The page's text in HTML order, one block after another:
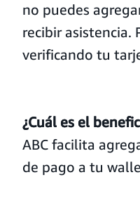
no puedes
recibir asistencia.
verificando tu
¿Cuál es el
ABC facilita
de pago a tu